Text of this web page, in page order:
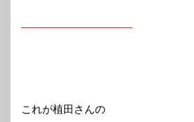
——————————–
これが植田さんの